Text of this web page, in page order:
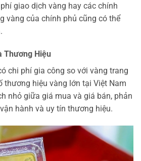
giao dịch vàng hay các chính
vàng của chính phủ cũng có thể
Thương Hiệu
chi phí gia công so với vàng trang
thương hiệu vàng lớn tại Việt Nam
nhỏ giữa giá mua và giá bán, phản
hành và uy tín thương hiệu.